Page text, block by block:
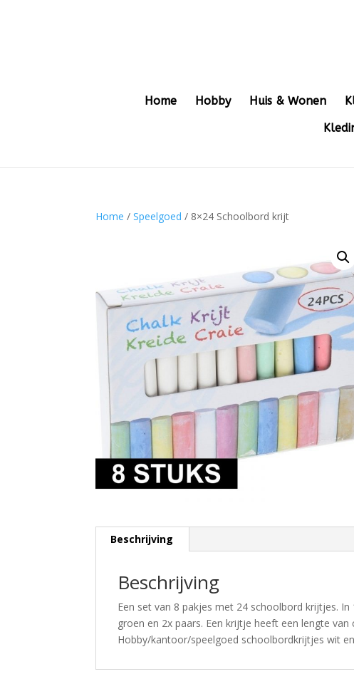
Home Hobby Huis & Wonen
Home /Speelgoed / 8×24 Schoolbord krijt
Beschrijving
Beschrijving
Een set van 8 pakjes met 24 schoolbord krijtjes.
groen en 2x paars. Een krijtje heeft een lengte
Hobby/kantoor/speelgoed schoolbordkrijtjes wit